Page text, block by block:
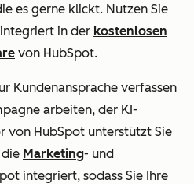
es gerne klickt. Nutzen Sie
in der kostenlosen
von HubSpot.
Kundenansprache verfassen
arbeiten, der KI-
von HubSpot unterstützt Sie
Marketing- und
integriert, sodass Sie Ihre